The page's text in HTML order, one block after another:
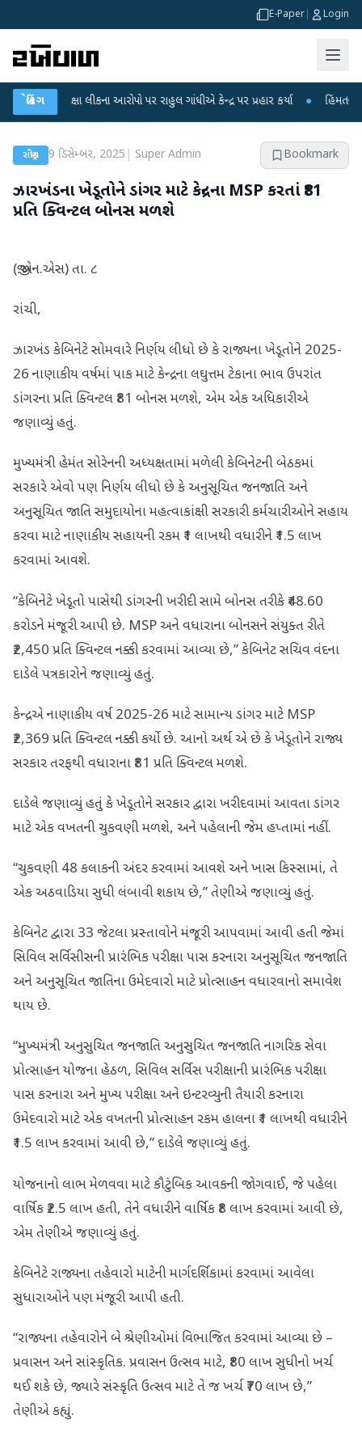
E-Paper Login
બ્રેકિંગલીકના આરોપો પર રાહુલ ગાંધીએ કેન્દ્ર પર પ્રહાર કર્યા ● હિંમતનગરમાં
રાષ્ટ્રીય 9 ડિસેમ્બર, 2025 Super Admin Bookmark
ઝારખંડના ખેડૂતોને ડાંગર માટે કેન્દ્રના MSP કરતાં ₹81
પ્રતિ ક્વિન્ટલ બોનસ મળશે
(જી.એન.એસ) તા. ૮
રાંચી,
ઝારખંડ કેબિનેટે સોમવારે નિર્ણય લીધો છે કે રાજ્યના ખેડૂતોને 2025-
26 નાણાકીય વર્ષમાં પાક માટે કેન્દ્રના લઘુત્તમ ટેકાના ભાવ ઉપરાંત
ડાંગરના પ્રતિ ક્વિન્ટલ ₹81 બોનસ મળશે, એમ એક અધિકારીએ
જણાવ્યું હતું.
મુખ્યમંત્રી હેમંત સોરેનની અધ્યક્ષતામાં મળેલી કેબિનેટની બેઠકમાં
સરકારે એવો પણ નિર્ણય લીધો છે કે અનુસૂચિત જનજાતિ અને
અનુસૂચિત જાતિ સમુદાયોના મહત્વાકાંક્ષી સરકારી કર્મચારીઓને સહાય
કરવા માટે નાણાકીય સહાયની રકમ ₹1 લાખથી વધારીને ₹1.5 લાખ
કરવામાં આવશે.
“કેબિનેટે ખેડૂતો પાસેથી ડાંગરની ખરીદી સામે બોનસ તરીકે ₹48.60
કરોડને મંજૂરી આપી છે. MSP અને વધારાના બોનસને સંયુક્ત રીતે
₹2,450 પ્રતિ ક્વિન્ટલ નક્કી કરવામાં આવ્યા છે,” કેબિનેટ સચિવ વંદના
દાડેલે પત્રકારોને જણાવ્યું હતું.
કેન્દ્રએ નાણાકીય વર્ષ 2025-26 માટે સામાન્ય ડાંગર માટે MSP
₹2,369 પ્રતિ ક્વિન્ટલ નક્કી કર્યો છે. આનો અર્થ એ છે કે ખેડૂતોને રાજ્ય
સરકાર તરફથી વધારાના ₹81 પ્રતિ ક્વિન્ટલ મળશે.
દાડેલે જણાવ્યું હતું કે ખેડૂતોને સરકાર દ્વારા ખરીદવામાં આવતા ડાંગર
માટે એક વખતની ચુકવણી મળશે, અને પહેલાની જેમ હપ્તામાં નહીં.
“ચુકવણી 48 કલાકની અંદર કરવામાં આવશે અને ખાસ કિસ્સામાં, તે
એક અઠવાડિયા સુધી લંબાવી શકાય છે,” તેણીએ જણાવ્યું હતું.
કેબિનેટ દ્વારા 33 જેટલા પ્રસ્તાવોને મંજૂરી આપવામાં આવી હતી જેમાં
સિવિલ સર્વિસીસની પ્રારંભિક પરીક્ષા પાસ કરનારા અનુસૂચિત જનજાતિ
અને અનુસૂચિત જાતિના ઉમેદવારો માટે પ્રોત્સાહન વધારવાનો સમાવેશ
થાય છે.
“મુખ્યમંત્રી અનુસુચિત જનજાતિ અનુસુચિત જનજાતિ નાગરિક સેવા
પ્રોત્સાહન યોજના હેઠળ, સિવિલ સર્વિસ પરીક્ષાની પ્રારંભિક પરીક્ષા
પાસ કરનારા અને મુખ્ય પરીક્ષા અને ઇન્ટરવ્યુની તૈયારી કરનારા
ઉમેદવારો માટે એક વખતની પ્રોત્સાહન રકમ હાલના ₹1 લાખથી વધારીને
₹1.5 લાખ કરવામાં આવી છે,” દાડેલે જણાવ્યું હતું.
યોજનાનો લાભ મેળવવા માટે કૌટુંબિક આવકની જોગવાઈ, જે પહેલા
વાર્ષિક ₹2.5 લાખ હતી, તેને વધારીને વાર્ષિક ₹8 લાખ કરવામાં આવી છે,
એમ તેણીએ જણાવ્યું હતું.
કેબિનેટે રાજ્યના તહેવારો માટેની માર્ગદર્શિકામાં કરવામાં આવેલા
સુધારાઓને પણ મંજૂરી આપી હતી.
“રાજ્યના તહેવારોને બે શ્રેણીઓમાં વિભાજિત કરવામાં આવ્યા છે –
પ્રવાસન અને સાંસ્કૃતિક. પ્રવાસન ઉત્સવ માટે, ₹80 લાખ સુધીનો ખર્ચ
થઈ શકે છે, જ્યારે સંસ્કૃતિ ઉત્સવ માટે તે જ ખર્ચ ₹70 લાખ છે,”
તેણીએ કહ્યું.